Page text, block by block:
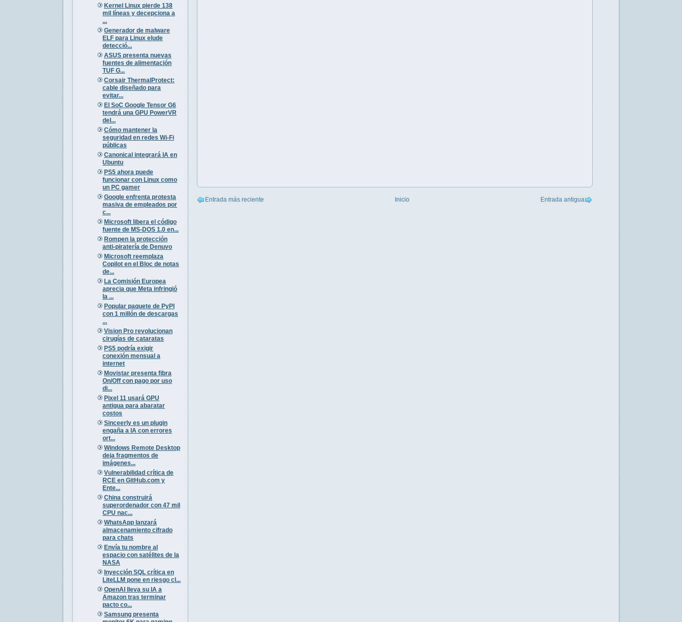
Kernel Linux pierde 138
mil líneas y decepciona a
...
Generador de malware
ELF para Linux elude
detecció...
ASUS presenta nuevas
fuentes de alimentación
TUF G...
Corsair ThermalProtect:
cable diseñado para
evitar...
El SoC Google Tensor G6
tendrá una GPU PowerVR
del...
Cómo mantener la
seguridad en redes Wi-Fi
públicas
Canonical integrará IA en
Ubuntu
PS5 ahora puede
funcionar con Linux como
un PC gamer
Google enfrenta protesta
masiva de empleados por
c...
Microsoft libera el código
fuente de MS-DOS 1.0 en...
Rompen la protección
anti-piratería de Denuvo
Microsoft reemplaza
Copilot en el Bloc de notas
de...
La Comisión Europea
aprecia que Meta infringió
la ...
Popular paquete de PyPI
con 1 millón de descargas
...
Vision Pro revolucionan
cirugías de cataratas
PS5 podría exigir
conexión mensual a
internet
Movistar presenta fibra
On/Off con pago por uso
di...
Pixel 11 usará GPU
antigua para abaratar
costos
Sinceerly es un plugin
engaña a IA con errores
ort...
Windows Remote Desktop
deja fragmentos de
imágenes...
Vulnerabilidad crítica de
RCE en GitHub.com y
Ente...
China construirá
superordenador con 47 mil
CPU nac...
WhatsApp lanzará
almacenamiento cifrado
para chats
Envía tu nombre al
espacio con satélites de la
NASA
Inyección SQL crítica en
LiteLLM pone en riesgo cl...
OpenAI lleva su IA a
Amazon tras terminar
pacto co...
Samsung presenta
Entrada más reciente Entrada antigua
Inicio